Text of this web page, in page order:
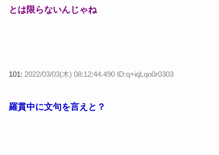
とは限らないんじゃね
101: 2022/03/03(木) 08:12:44.490 ID:q+iqLqo0r0303
羅貫中に文句を言えと？